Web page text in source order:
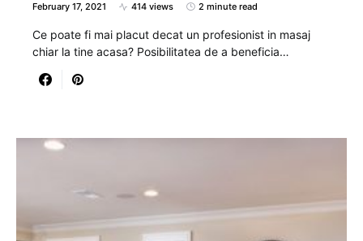
February 17, 2021 414 views 2 minute read
Ce poate fi mai placut decat un profesionist in masaj
chiar la tine acasa? Posibilitatea de a beneficia…